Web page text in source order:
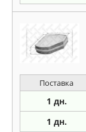
Поставка
1 дн.
1 дн.